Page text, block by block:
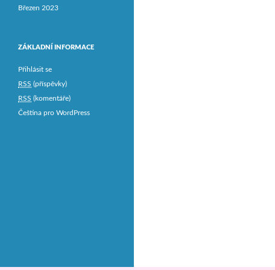
Březen 2023
ZÁKLADNÍ INFORMACE
Přihlásit se
RSS (příspěvky)
RSS (komentáře)
Čeština pro WordPress